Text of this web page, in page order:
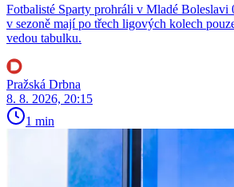
Fotbalisté Sparty prohráli v Mladé Boleslavi
v sezoně mají po třech ligových kolech
vedou tabulku.
Pražská Drbna
8. 8. 2026, 20:15
1 min